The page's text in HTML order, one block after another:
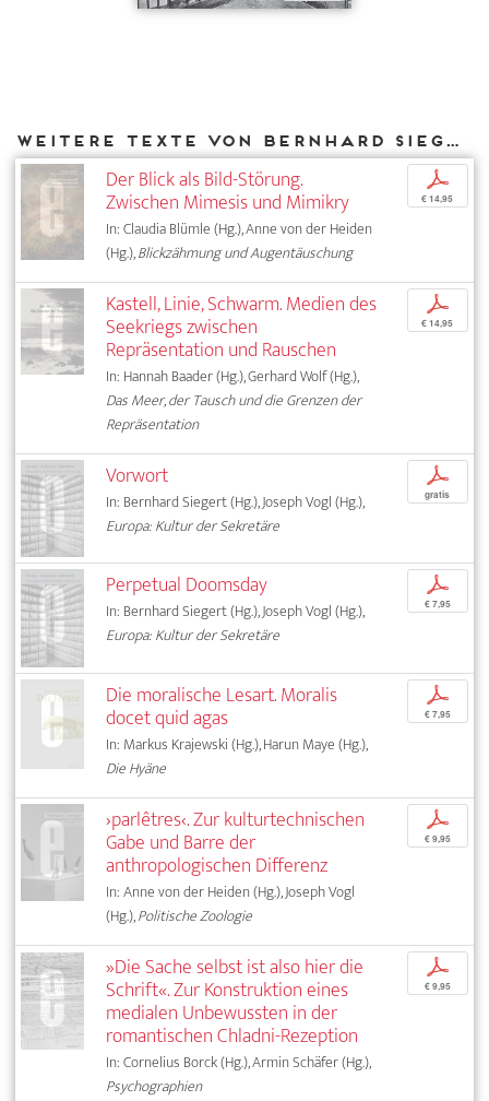
Weitere Texte von Bernhard Siegert bei DIAPHANES
Der Blick als Bild-Störung.
Zwischen Mimesis und Mimikry
In: Claudia Blümle (Hg.), Anne von der Heiden
(Hg.),Blickzähmung und Augentäuschung
p
€ 14,95
Kastell, Linie, Schwarm. Medien des
Seekriegs zwischen
Repräsentation und Rauschen
In: Hannah Baader (Hg.), Gerhard Wolf (Hg.),
Das Meer, der Tausch und die Grenzen der
Repräsentation
p
€ 14,95
Vorwort
In: Bernhard Siegert (Hg.), Joseph Vogl (Hg.),
Europa: Kultur der Sekretäre
p
gratis
Perpetual Doomsday
In: Bernhard Siegert (Hg.), Joseph Vogl (Hg.),
Europa: Kultur der Sekretäre
p
€ 7,95
Die moralische Lesart. Moralis
docet quid agas
In: Markus Krajewski (Hg.), Harun Maye (Hg.),
Die Hyäne
p
€ 7,95
›parlêtres‹. Zur kulturtechnischen
Gabe und Barre der
anthropologischen Differenz
In: Anne von der Heiden (Hg.), Joseph Vogl
(Hg.),Politische Zoologie
p
€ 9,95
»Die Sache selbst ist also hier die
Schrift«. Zur Konstruktion eines
medialen Unbewussten in der
romantischen Chladni-Rezeption
In: Cornelius Borck (Hg.), Armin Schäfer (Hg.),
Psychographien
p
€ 9,95